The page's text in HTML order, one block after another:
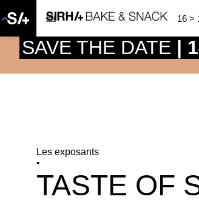
16 >
Les exposants
•
TASTE OF
SAVE THE DATE |